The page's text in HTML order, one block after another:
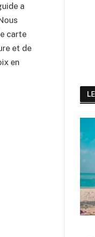
a
carte
et de
en